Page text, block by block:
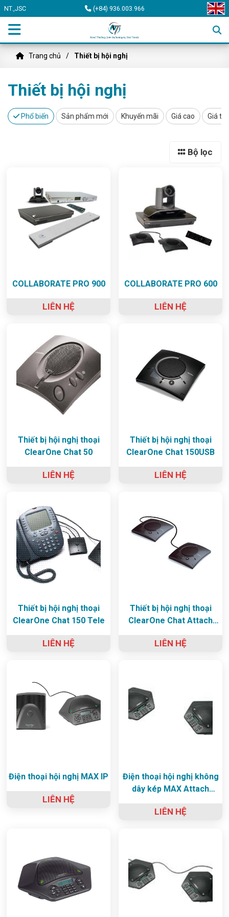
NT.,JSC (+84) 936.003.966
Trang chủ Thiết bị hội nghị
Thiết bị hội nghị
Phổ biến Sản phẩm mới Khuyến mãi Giá cao Giá
Bộ lọc
COLLABORATE PRO 900
LIÊN HỆ
COLLABORATE PRO 600
LIÊN HỆ
Thiết bị hội nghị thoại
ClearOne Chat 50
LIÊN HỆ
Thiết bị hội nghị thoại
ClearOne Chat 150USB
LIÊN HỆ
Thiết bị hội nghị thoại
ClearOne Chat 150 Tele
LIÊN HỆ
Thiết bị hội nghị thoại
ClearOne Chat Attach
LIÊN HỆ
Điện thoại hội nghị MAX IP
LIÊN HỆ
Điện thoại hội nghị không
dây kép MAX Attach
LIÊN HỆ